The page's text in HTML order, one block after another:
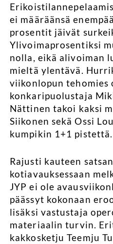
ei määräänsä
prosentit jäivät
Ylivoimaprosentiksi
nolla, eikä alivoiman
mieltä ylentävä.
viikonlopun
konkaripuolustaja
Nättinen takoi kaksi
Siikonen sekä Ossi
kumpikin 1+1 pistettä.
Rajusti kauteen
kotiavauksessaan
JYP ei ole
päässyt kokonaan
lisäksi vastustaja
materiaalin turvin.
kakkosketju Teemju